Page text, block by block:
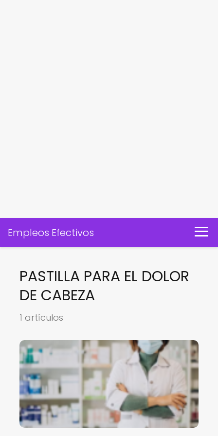
Empleos Efectivos
PASTILLA PARA EL DOLOR
DE CABEZA
1 artículos